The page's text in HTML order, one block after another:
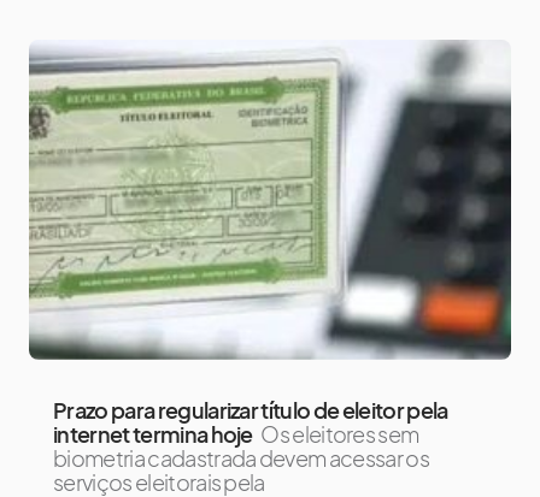
Prazo para regularizar título de eleitor pela
internet termina hoje Os eleitores sem
biometria cadastrada devem acessar os
serviços eleitorais pela